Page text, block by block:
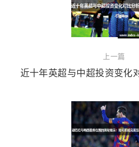
上一篇
近十年英超与中超投资变化